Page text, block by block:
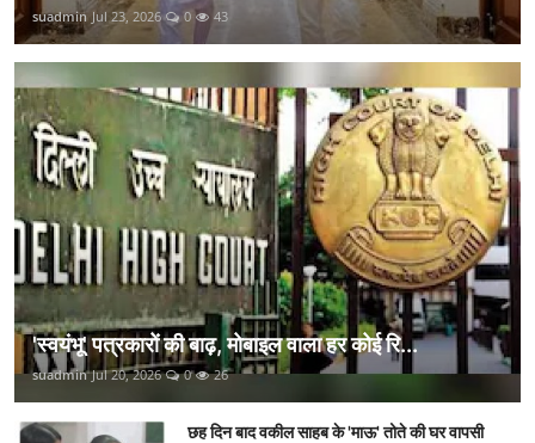
suadmin Jul 23, 2026 0 43
'स्वयंभू' पत्रकारों की बाढ़, मोबाइल वाला हर कोई रि...
suadmin Jul 20, 2026 0 26
छह दिन बाद वकील साहब के 'माऊ' तोते की घर वापसी